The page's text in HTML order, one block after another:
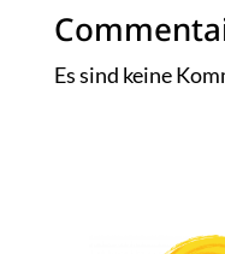
Es sind keine